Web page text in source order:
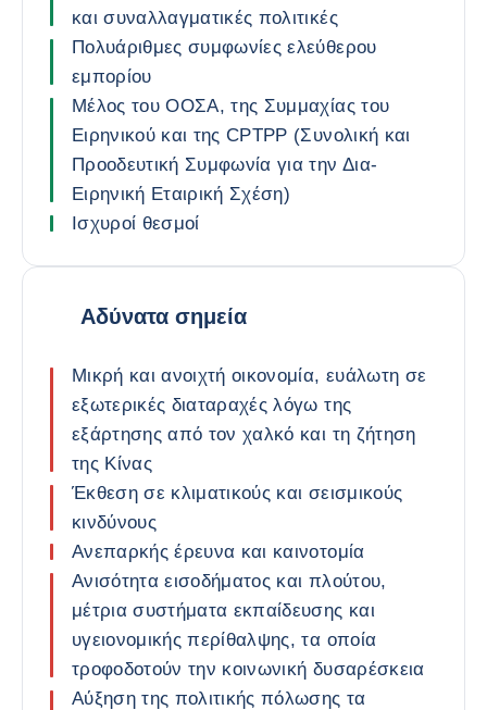
και συναλλαγματικές πολιτικές
Πολυάριθμες συμφωνίες ελεύθερου
εμπορίου
Μέλος του ΟΟΣΑ, της Συμμαχίας του
Ειρηνικού και της CPTPP (Συνολική και
Προοδευτική Συμφωνία για την Δια-
Ειρηνική Εταιρική Σχέση)
Ισχυροί θεσμοί
Αδύνατα σημεία
Μικρή και ανοιχτή οικονομία, ευάλωτη σε
εξωτερικές διαταραχές λόγω της
εξάρτησης από τον χαλκό και τη ζήτηση
της Κίνας
Έκθεση σε κλιματικούς και σεισμικούς
κινδύνους
Ανεπαρκής έρευνα και καινοτομία
Ανισότητα εισοδήματος και πλούτου,
μέτρια συστήματα εκπαίδευσης και
υγειονομικής περίθαλψης, τα οποία
τροφοδοτούν την κοινωνική δυσαρέσκεια
Αύξηση της πολιτικής πόλωσης τα